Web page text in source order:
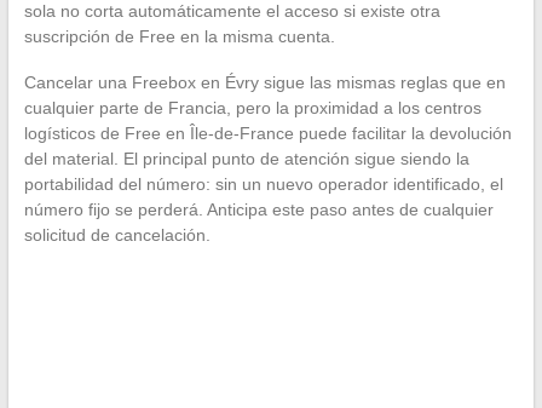
sola no corta automáticamente el acceso si existe otra
suscripción de Free en la misma cuenta.
Cancelar una Freebox en Évry sigue las mismas reglas que en
cualquier parte de Francia, pero la proximidad a los centros
logísticos de Free en Île-de-France puede facilitar la devolución
del material. El principal punto de atención sigue siendo la
portabilidad del número: sin un nuevo operador identificado, el
número fijo se perderá. Anticipa este paso antes de cualquier
solicitud de cancelación.